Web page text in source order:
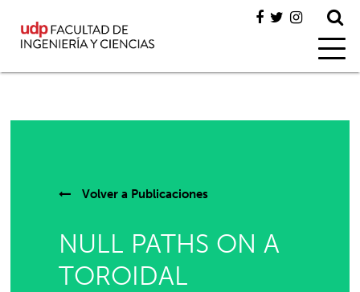
Volver a Publicaciones
NULL PATHS ON A
TOROIDAL